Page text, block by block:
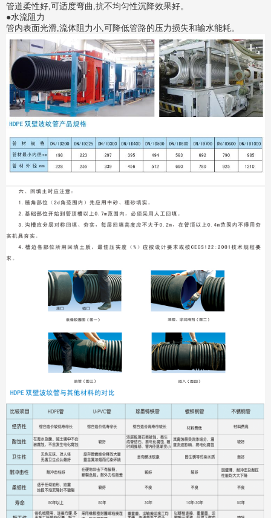
管道柔性好,可适度弯曲,抗不均匀性沉降效果好。
●水流阻力
管内表面光滑,流体阻力小,可降低管路的压力损失和输水能耗。